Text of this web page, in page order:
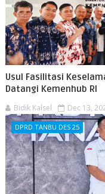
Usul Fasilitasi
Datangi Kemenhub RI
Bidik Kalsel Dec 13,
DPRD TANBU DES 25